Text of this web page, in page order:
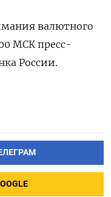
валютного
МСК пресс-
России.